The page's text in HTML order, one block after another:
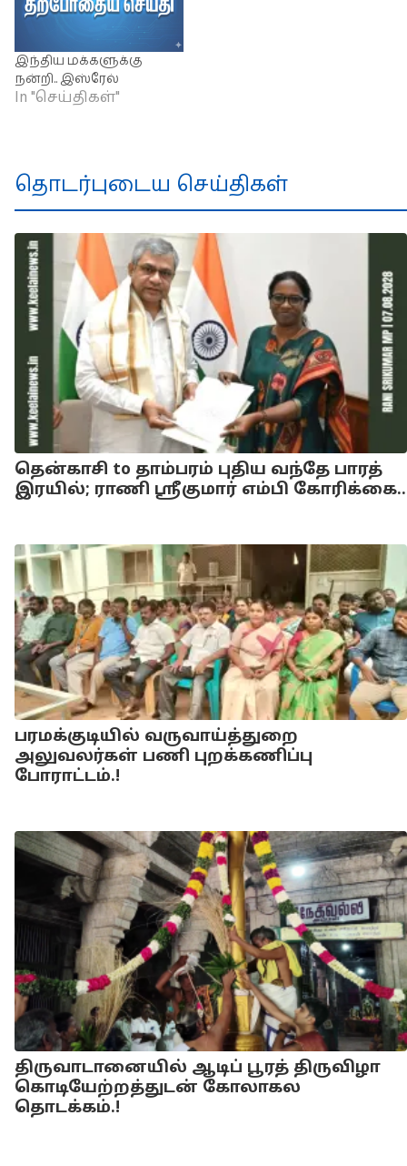
இந்திய மக்களுக்கு
நன்றி.. இஸ்ரேல்
In "செய்திகள்"
தொடர்புடைய செய்திகள்
தென்காசி to தாம்பரம் புதிய வந்தே பாரத்
இரயில்; ராணி ஸ்ரீகுமார் எம்பி கோரிக்கை..
பரமக்குடியில் வருவாய்த்துறை
அலுவலர்கள் பணி புறக்கணிப்பு
போராட்டம்.!
திருவாடானையில் ஆடிப் பூரத் திருவிழா
கொடியேற்றத்துடன் கோலாகல
தொடக்கம்.!